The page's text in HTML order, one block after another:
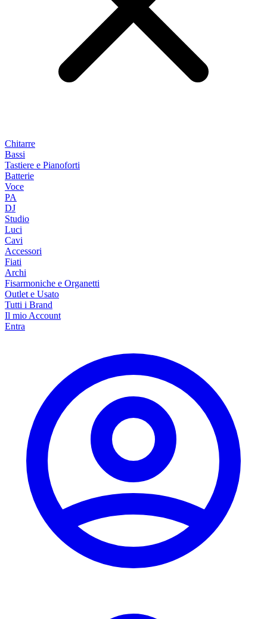
Chitarre
Bassi
Tastiere e Pianoforti
Batterie
Voce
PA
DJ
Studio
Luci
Cavi
Accessori
Fiati
Archi
Fisarmoniche e Organetti
Outlet e Usato
Tutti i Brand
Il mio Account
Entra